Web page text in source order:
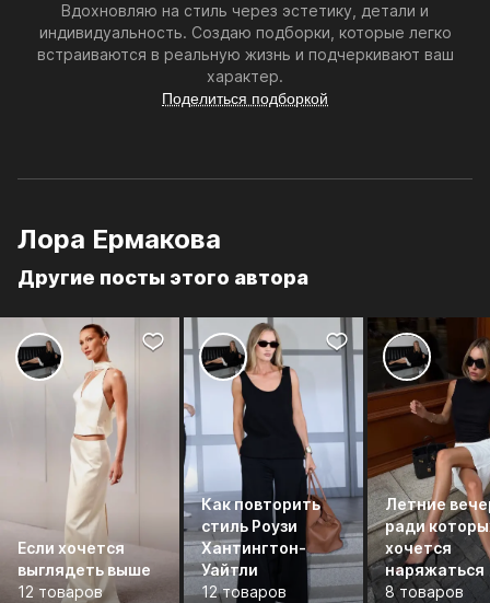
Вдохновляю на стиль через эстетику, детали и
индивидуальность. Создаю подборки, которые легко
встраиваются в реальную жизнь и подчеркивают ваш
характер.
Поделиться подборкой
Лора Ермакова
Другие посты этого автора
Если хочется
выглядеть выше
12 товаров
Как повторить
стиль Роузи
Хантингтон-
Уайтли
12 товаров
Летние
ради
хочется
наряжаться
8 товаров